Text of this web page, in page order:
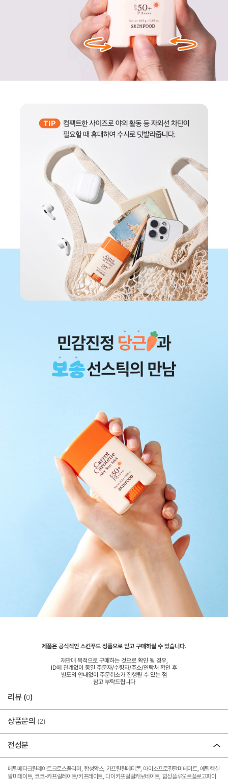
제품은 공식적인 스킨푸드 정품으로 믿고 구매하실 수 있습니다.
재판매 목적으로 구매하는 것으로 확인 될 경우,
ID에 관계없이 동일 주문자/수령자/주소/연락처 확인 후
별도의 안내없이 주문취소가 진행될 수 있는 점
참고 부탁드립니다
리뷰 (0)
상품문의 (2)
전성분
메틸메타크릴레이트크로스폴리머, 합성왁스, 카프릴릴메티콘, 아이소프로필팔미테이트, 에틸헥실
팔미테이트, 코코-카프릴레이트/카프레이트, 다이카프릴릴카보네이트, 합성플루오르플로고파이